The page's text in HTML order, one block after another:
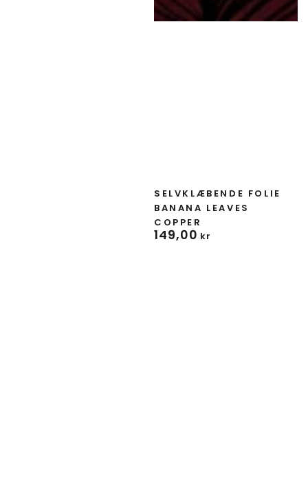
SELVKLÆBENDE FOLIE
BANANA LEAVES
COPPER
Normal
149,00 kr